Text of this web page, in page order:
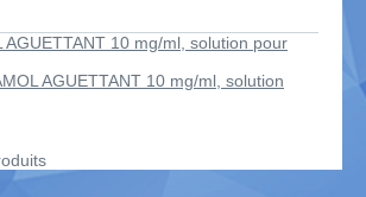
AGUETTANT 10 mg/ml, solution pour
AGUETTANT 10 mg/ml, solution